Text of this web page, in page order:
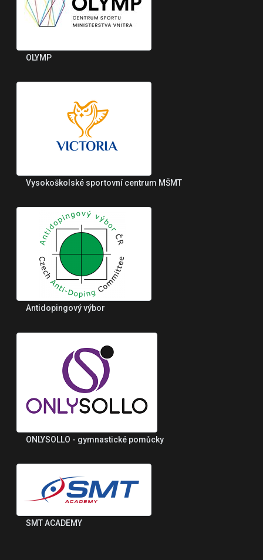
OLYMP
Vysokoškolské sportovní centrum MŠMT
Antidopingový výbor
ONLYSOLLO - gymnastické pomůcky
SMT ACADEMY